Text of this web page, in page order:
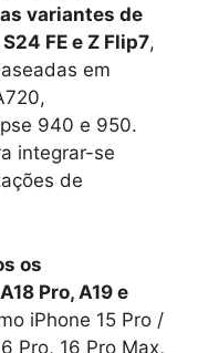
variantes de
FE e Z Flip7,
em
940 e 950.
integrar-se
de
os
Pro, A19 e
iPhone 15 Pro /
Pro, 16 Pro Max,